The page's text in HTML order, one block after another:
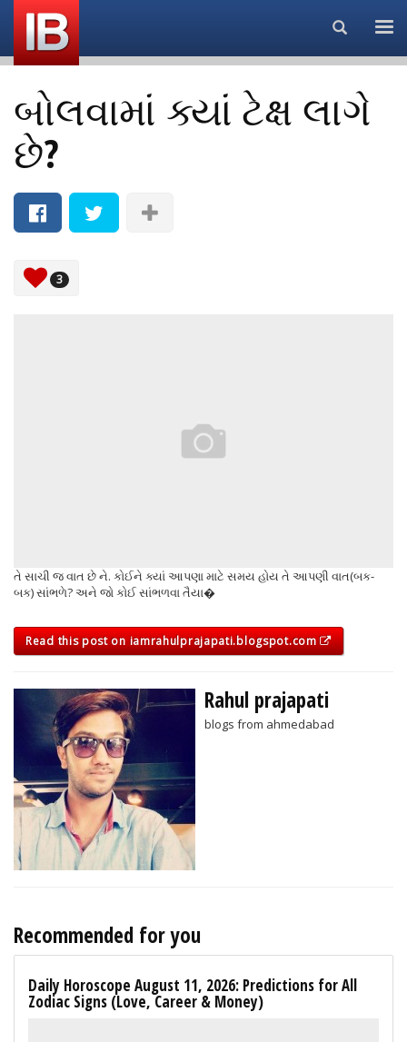
Search...
બોલવામાં ક્યાં ટેક્ષ લાગે
છે?
3
તે સાચી જ વાત છે ને. કોઈને ક્યાં આપણા માટે સમય હોય તે આપણી વાત(બક-
બક) સાંભળે? અને જો કોઈ સાંભળવા તૈયા�
Read this post on iamrahulprajapati.blogspot.com
Rahul prajapati
blogs from ahmedabad
Recommended for you
Daily Horoscope August 11, 2026: Predictions for All
Zodiac Signs (Love, Career & Money)